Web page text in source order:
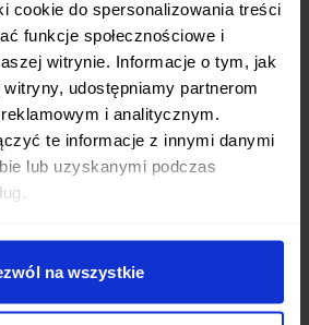
cookie do spersonalizowania treści
funkcje społecznościowe i
witrynie. Informacje o tym, jak
udostępniamy partnerom
i analitycznym.
te informacje z innymi danymi
lub uzyskanymi podczas
na wszystkie
zmagające się z zaburzeniami
powinny ograniczyć spożycie
bezkofeinowymi alternatywami.
diecie ketogenicznej jest uważne
swojego ciała i dostosowanie